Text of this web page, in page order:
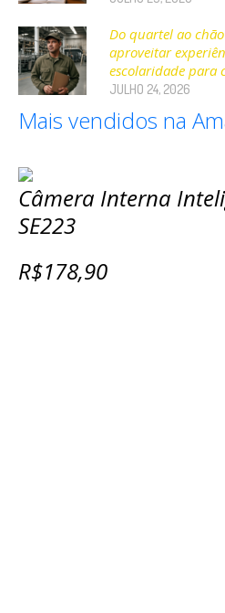
Do quartel ao
aproveitar
escolaridade para
JULHO 24, 2026
Mais vendidos na
Câmera Interna
SE223
R$178,90